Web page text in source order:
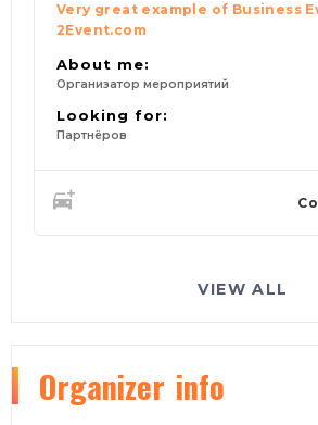
Very great example of Business
2Event.com
About me:
Организатор мероприятий
Looking for:
Партнёров
VIEW ALL
Organizer info